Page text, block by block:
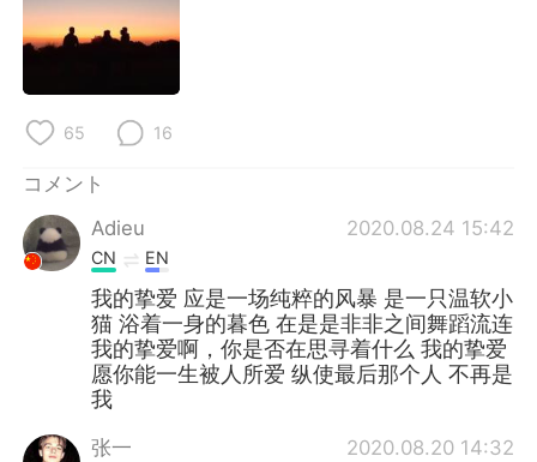
65 16
コメント
Adieu
2020.08.24 15:42
CN EN
我的挚爱 应是一场纯粹的风暴 是一只温软小
猫 浴着一身的暮色 在是是非非之间舞蹈流连
我的挚爱啊，你是否在思寻着什么 我的挚爱
愿你能一生被人所爱 纵使最后那个人 不再是
我
张一 2020.08.20 14:32